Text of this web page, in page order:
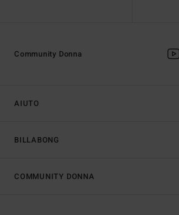
AIUTO
BILLABONG
Community Donna
COMMUNITY DONNA